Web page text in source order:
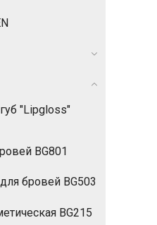
"Lipgloss"
BG801
бровей BG503
BG215